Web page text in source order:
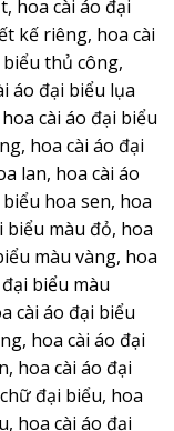
hoa cài áo đại
kế riêng, hoa cài
thủ công,
áo đại biểu lụa
cài áo đại biểu
hoa cài áo đại
lan, hoa cài áo
hoa sen, hoa
biểu màu đỏ, hoa
màu vàng, hoa
biểu màu
cài áo đại biểu
hoa cài áo đại
hoa cài áo đại
đại biểu, hoa
hoa cài áo đại